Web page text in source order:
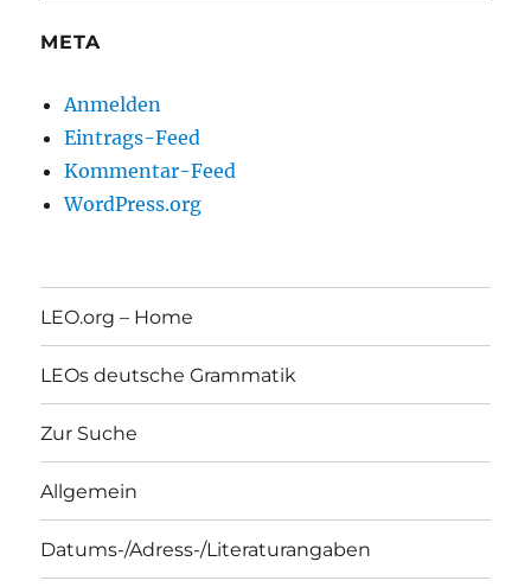
META
Anmelden
Eintrags-Feed
Kommentar-Feed
WordPress.org
LEO.org – Home
LEOs deutsche Grammatik
Zur Suche
Allgemein
Datums-/Adress-/Literaturangaben